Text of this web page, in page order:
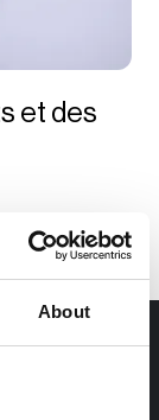
About
et des